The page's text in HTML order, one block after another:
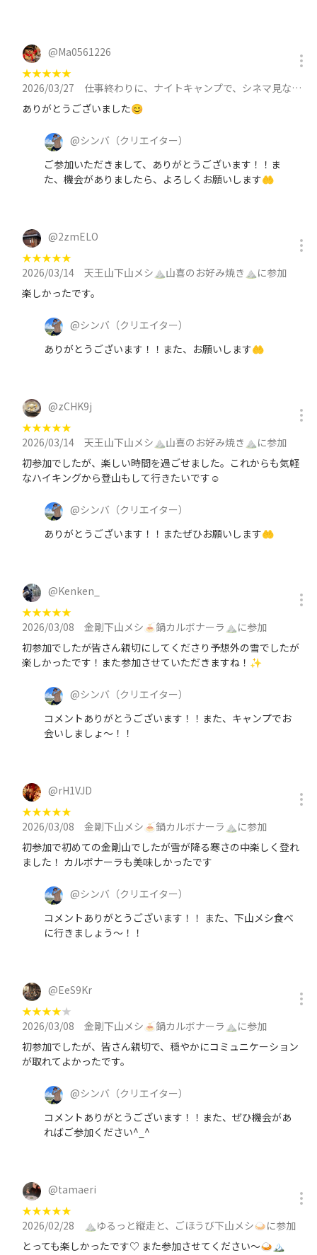
@Ma0561226
★★★★★
2026/03/27
仕事終わりに、ナイトキャンプで、シネマ見ながら、コーヒーでもどうぞ☕︎に参加
ありがとうございました😊
@シンバ （クリエイター）
ご参加いただきまして、ありがとうございます！！ま
た、機会がありましたら、よろしくお願いします🤲
@2zmELO
★★★★★
2026/03/14
天王山下山メシ⛰️山喜のお好み焼き⛰️に参加
楽しかったです。
@シンバ （クリエイター）
ありがとうございます！！また、お願いします🤲
@zCHK9j
★★★★★
2026/03/14
天王山下山メシ⛰️山喜のお好み焼き⛰️に参加
初参加でしたが、楽しい時間を過ごせました。これからも気軽
なハイキングから登山もして行きたいです☺️
@シンバ （クリエイター）
ありがとうございます！！またぜひお願いします🤲
@Kenken_
★★★★★
2026/03/08
金剛下山メシ🍝鍋カルボナーラ⛰️に参加
初参加でしたが皆さん親切にしてくださり予想外の雪でしたが
楽しかったです！また参加させていただきますね！✨
@シンバ （クリエイター）
コメントありがとうございます！！また、キャンプでお
会いしましょ〜！！
@rH1VJD
★★★★★
2026/03/08
金剛下山メシ🍝鍋カルボナーラ⛰️に参加
初参加で初めての金剛山でしたが雪が降る寒さの中楽しく登れ
ました！ カルボナーラも美味しかったです
@シンバ （クリエイター）
コメントありがとうございます！！ また、下山メシ食べ
に行きましょう〜！！
@EeS9Kr
★★★★★
2026/03/08
金剛下山メシ🍝鍋カルボナーラ⛰️に参加
初参加でしたが、皆さん親切で、穏やかにコミュニケーション
が取れてよかったです。
@シンバ （クリエイター）
コメントありがとうございます！！また、ぜひ機会があ
ればご参加ください^_^
@tamaeri
★★★★★
2026/02/28
⛰️ゆるっと縦走と、ごほうび下山メシ🍛に参加
とっても楽しかったです♡ また参加させてください〜🍛🏔️